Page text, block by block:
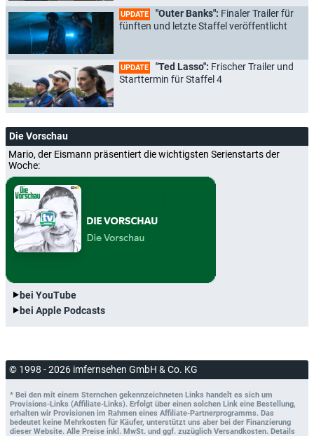
UPDATE "Outer Banks": Finaler Trailer für
fünften und letzte Staffel veröffentlicht
UPDATE "Ted Lasso": Frischer Trailer und
Starttermin für Staffel 4
Die Vorschau
Mario, der Eismann präsentiert die wichtigsten Serienstarts der
Woche:
bei YouTube
bei Apple Podcasts
© 1998 - 2026 imfernsehen GmbH & Co. KG
* Bei den mit einem Sternchen gekennzeichneten Links handelt es sich um
Provisions-Links (Affiliate-Links). Erfolgt über einen solchen Link eine Bestellung,
erhalten wir Provisionen im Rahmen eines Affiliate-Partnerprogramms. Das
bedeutet keine Mehrkosten für Käufer, unterstützt uns aber bei der Finanzierung
dieser Website. Alle Preise inkl. MwSt. und ggf. zuzüglich Versandkosten. Details